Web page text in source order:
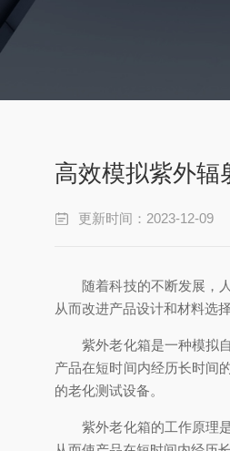
高效模拟紫外辐
更新时间：2023-12-09
随着科技的不断发展，人
从而改进产品设计和材料选
紫外老化箱是一种模拟自
产品在短时间内经历长时间
的老化测试设备。
紫外老化箱的工作原理是